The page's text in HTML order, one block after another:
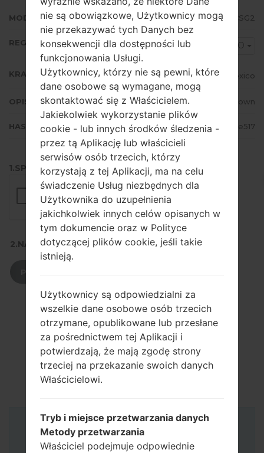
MODEM/CP WERSJA J710MNUBS4CSG2
REGION MXO
KRAJ Mexico
OPIS Unknown
HASH b1dce05952796e1d2eb9f1d2ca98e517
1.SPRAWDŹ RECAPTCHA
2.NACIŚNIJ, ABY POBRAĆ
Instrukcje
nie są obowiązkowe, Użytkownicy mogą
nie przekazywać tych Danych bez
konsekwencji dla dostępności lub
funkcjonowania Usługi.
Użytkownicy, którzy nie są pewni, które
dane osobowe są wymagane, mogą
skontaktować się z Właścicielem.
Jakiekolwiek wykorzystanie plików
cookie - lub innych środków śledzenia -
przez tą Aplikację lub właścicieli
serwisów osób trzecich, którzy
korzystają z tej Aplikacji, ma na celu
świadczenie Usług niezbędnych dla
Użytkownika do uzupełnienia
jakichkolwiek innych celów opisanych w
tym dokumencie oraz w Polityce
dotyczącej plików cookie, jeśli takie
istnieją.
Użytkownicy są odpowiedzialni za
wszelkie dane osobowe osób trzecich
otrzymane, opublikowane lub przesłane
za pośrednictwem tej Aplikacji i
potwierdzają, że mają zgodę strony
trzeciej na przekazanie swoich danych
Właścicielowi.
Tryb i miejsce przetwarzania danych
Metody przetwarzania
Właściciel podejmuje odpowiednie